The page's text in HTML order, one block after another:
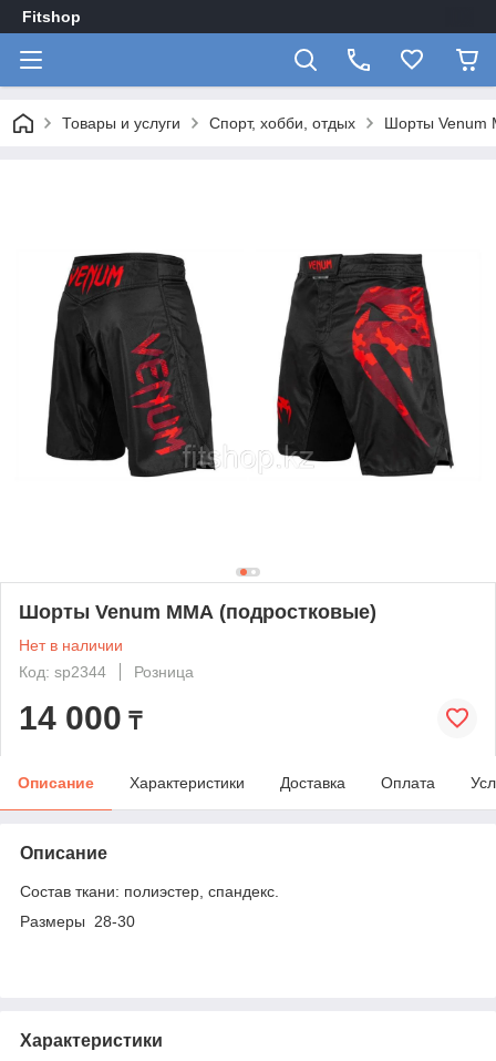
Fitshop
Товары и услуги Спорт, хобби, отдых Шорты Venum
Шорты Venum ММА (подростковые)
Нет в наличии
Код: sp2344
Розница
14 000 ₸
Описание Характеристики Доставка Оплата
Описание
Состав ткани: полиэстер, спандекс.
Размеры 28-30
Характеристики